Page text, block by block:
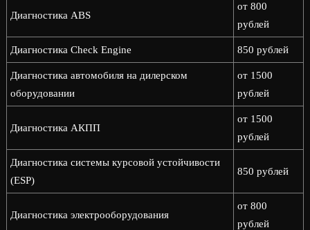
Диагностика ABS
от 800
рублей
Диагностика Check Engine 850 рублей
Диагностика автомобиля на дилерском
оборудовании
от 1500
рублей
Диагностика АКПП
от 1500
рублей
Диагностика системы курсовой устойчивости
(ESP)
850 рублей
Диагностика электрооборудования
от 800
рублей